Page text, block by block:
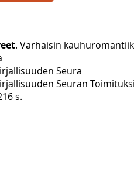
. Varhaisin
Seura
Seuran
s.